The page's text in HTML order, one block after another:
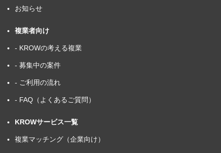
お知らせ
複業者向け
- KROWの考える複業
- 募集中の案件
- ご利用の流れ
- FAQ（よくあるご質問）
KROWサービス一覧
複業マッチング（企業向け）